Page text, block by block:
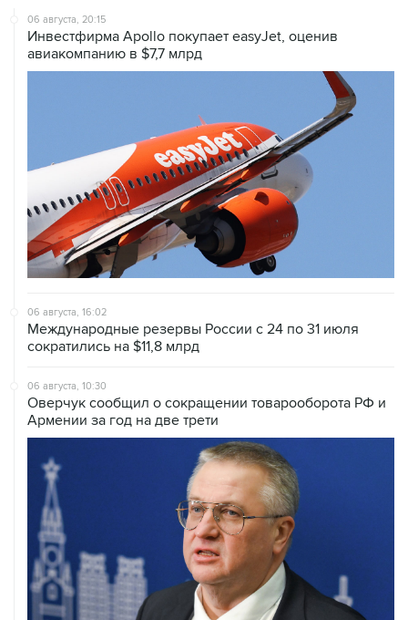
06 августа, 20:15
Инвестфирма Apollo покупает easyJet, оценив
авиакомпанию в $7,7 млрд
06 августа, 16:02
Международные резервы России с 24 по 31 июля
сократились на $11,8 млрд
06 августа, 10:30
Оверчук сообщил о сокращении товарооборота РФ и
Армении за год на две трети